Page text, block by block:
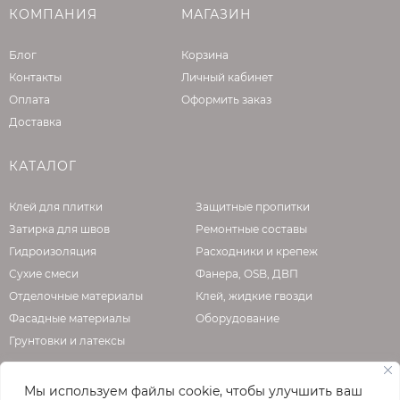
Мы используем файлы cookie, чтобы улучшить ваш
высоты камня, поэтому сделать скол до
силы удар скорее расколет камень целиком.
не тонкий слой краски.
верхний слой – одно целое с основным слоем
Также у полного прокраса есть существенный
дороже из-за большего количества
красящего пигмента. При этом после укладки
уже невозможно будет определить,
полностью прокрашены камни или нет, а
подземных обитателей вашего участка этот
вопрос тем более не волнует.
95% всей вибролитой плитки производится
КОМПАНИЯ
Блог
Контакты
Оплата
Доставка
МАГАЗИН
Корзина
Личный кабинет
Оформить заказ
КАТАЛОГ
Клей для плитки
Затирка для швов
Гидроизоляция
Сухие смеси
Отделочные материалы
Фасадные материалы
Грунтовки и латексы
Защитные пропитки
Ремонтные составы
Расходники и крепеж
Фанера, OSB, ДВП
Клей, жидкие гвозди
Оборудование